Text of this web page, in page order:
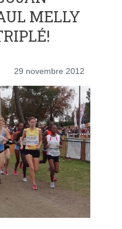
MELLY
29 novembre 2012